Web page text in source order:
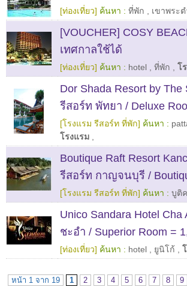
[ท่องเที่ยว] ค้นหา : ที่พัก เขาพระ
[VOUCHER] COSY
เทศกาลใช้ได้
[ท่องเที่ยว] ค้นหา : hotel ที่พัก โ
Dor Shada Resort by
รีสอร์ท พัทยา / Deluxe
[โรงแรม รีสอร์ท ที่พัก] ค้นหา :
โรงแรม
Boutique Raft Resort
รีสอร์ท กาญจนบุรี /
[โรงแรม รีสอร์ท ที่พัก] ค้นหา : บูติค
Unico Sandara Hotel
ชะอำ / Superior Room =
[ท่องเที่ยว] ค้นหา : hotel ยูนิโก้
หน้า 1 จาก 19 1 2 3 4 5 6 7 8 9